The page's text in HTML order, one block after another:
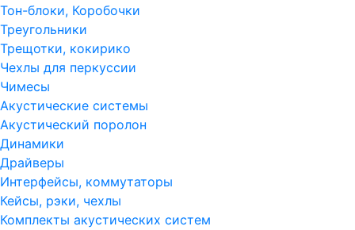
Тон-блоки, Коробочки
Треугольники
Трещотки, кокирико
Чехлы для перкуссии
Чимесы
Акустические системы
Акустический поролон
Динамики
Драйверы
Интерфейсы, коммутаторы
Кейсы, рэки, чехлы
Комплекты акустических систем